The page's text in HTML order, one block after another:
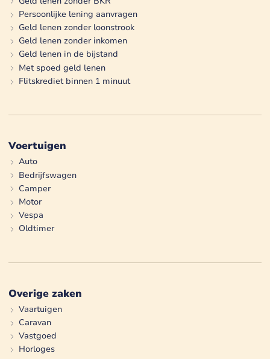
Persoonlijke lening aanvragen
Geld lenen zonder loonstrook
Geld lenen zonder inkomen
Geld lenen in de bijstand
Met spoed geld lenen
Flitskrediet binnen 1 minuut
Voertuigen
Auto
Bedrijfswagen
Camper
Motor
Vespa
Oldtimer
Overige zaken
Vaartuigen
Caravan
Vastgoed
Horloges